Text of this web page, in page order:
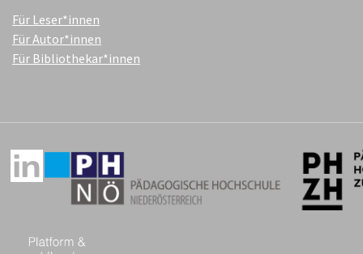
Für Leser*innen
Für Autor*innen
Für Bibliothekar*innen